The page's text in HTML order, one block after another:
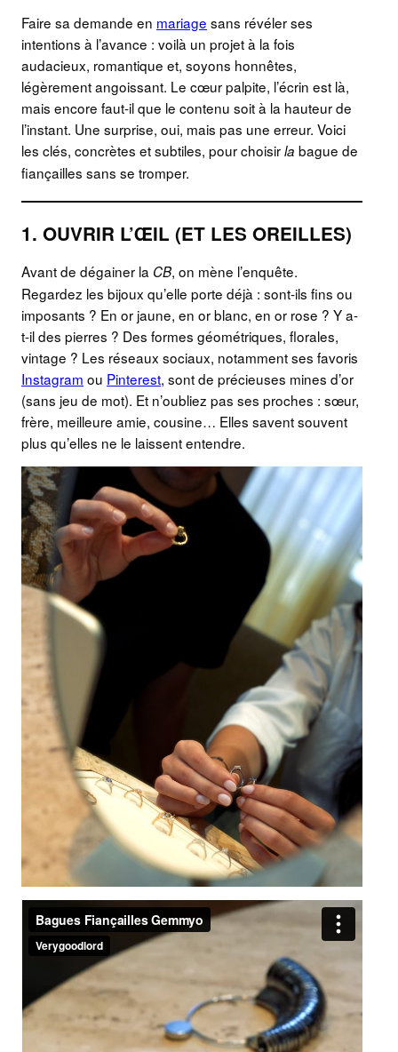
Faire sa demande en mariage sans révéler ses
intentions à l’avance : voilà un projet à la fois
audacieux, romantique et, soyons honnêtes,
légèrement angoissant. Le cœur palpite, l’écrin est là,
mais encore faut-il que le contenu soit à la hauteur de
l’instant. Une surprise, oui, mais pas une erreur. Voici
les clés, concrètes et subtiles, pour choisirla bague de
fiançailles sans se tromper.
1. OUVRIR L’ŒIL (ET LES OREILLES)
Avant de dégainer la CB, on mène l’enquête.
Regardez les bijoux qu’elle porte déjà : sont-ils fins ou
imposants ? En or jaune, en or blanc, en or rose ? Y a-
t-il des pierres ? Des formes géométriques, florales,
vintage ? Les réseaux sociaux, notamment ses favoris
Instagram ou Pinterest, sont de précieuses mines d’or
(sans jeu de mot). Et n’oubliez pas ses proches : sœur,
frère, meilleure amie, cousine… Elles savent souvent
plus qu’elles ne le laissent entendre.